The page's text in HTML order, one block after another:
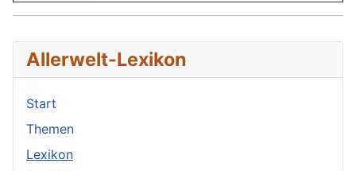
Allerwelt-Lexikon
Start
Themen
Lexikon